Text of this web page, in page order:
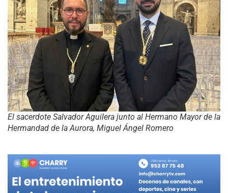
El sacerdote Salvador Aguilera junto al Hermano Mayor de la
Hermandad de la Aurora, Miguel Ángel Romero